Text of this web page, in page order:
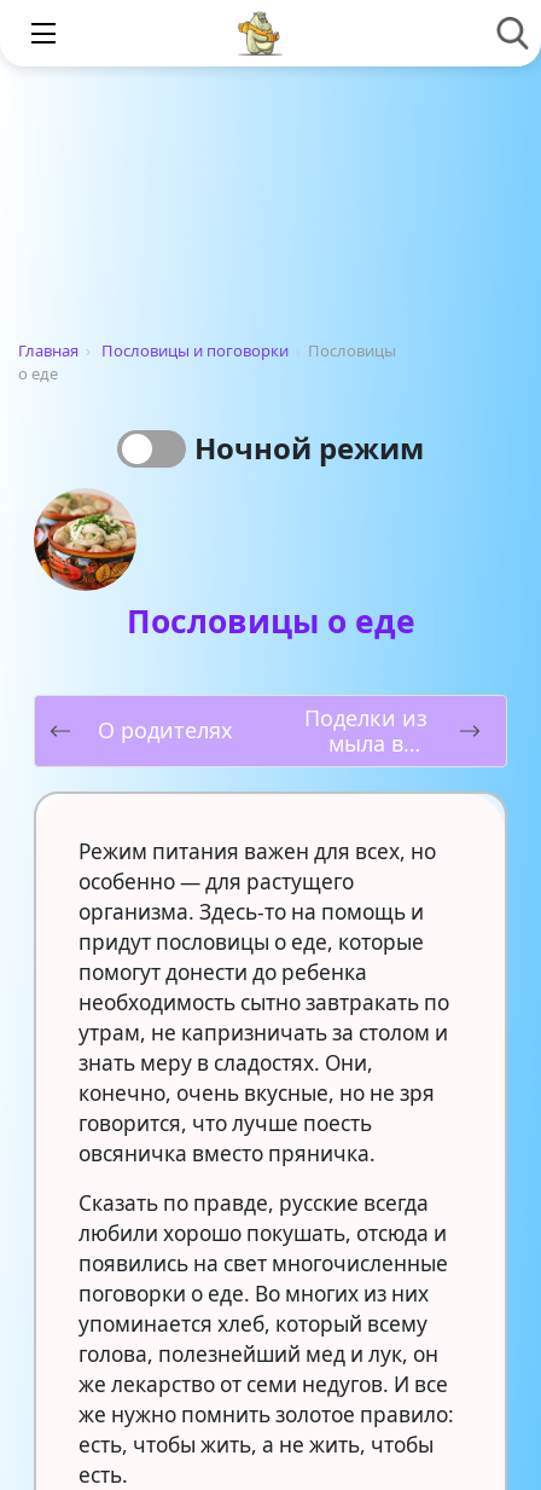
Главная › Пословицы и поговорки › Пословицы
о еде
Ночной режим
Пословицы о еде
О родителях
Поделки из
мыла в
домашних
условиях
Режим питания важен для всех, но
особенно — для растущего
организма. Здесь-то на помощь и
придут пословицы о еде, которые
помогут донести до ребенка
необходимость сытно завтракать по
утрам, не капризничать за столом и
знать меру в сладостях. Они,
конечно, очень вкусные, но не зря
говорится, что лучше поесть
овсяничка вместо пряничка.
Сказать по правде, русские всегда
любили хорошо покушать, отсюда и
появились на свет многочисленные
поговорки о еде. Во многих из них
упоминается хлеб, который всему
голова, полезнейший мед и лук, он
же лекарство от семи недугов. И все
же нужно помнить золотое правило:
есть, чтобы жить, а не жить, чтобы
есть.